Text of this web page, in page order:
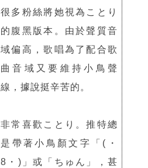
很多粉絲將她視為ことり
的腹黑版本。由於聲質音
域偏高，歌唱為了配合歌
曲音域又要維持小鳥聲
線，據說挺辛苦的。
非常喜歡ことり。推特總
是帶著小鳥顏文字「(・
8・)」或「ちゅん」，甚